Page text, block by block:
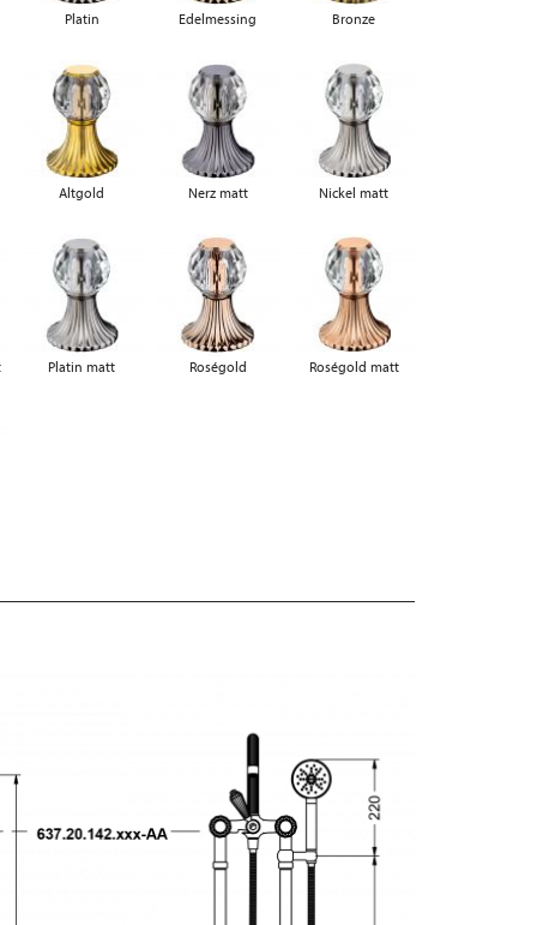
Platin Edelmessing Bronze
Altgold Nerz matt Nickel matt
Platin matt Roségold Roségold matt